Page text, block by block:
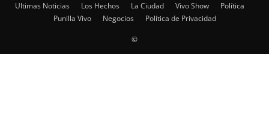
Ultimas Noticias Los Hechos La Ciudad Vivo Show
Política
Punilla Vivo
Negocios Política de Privacidad
©